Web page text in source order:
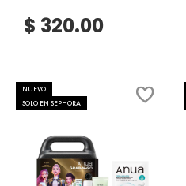
SEPHORA FAVORITES
SKIN 1004
$ 320.00
NUEVO
SOLO EN SEPHORA